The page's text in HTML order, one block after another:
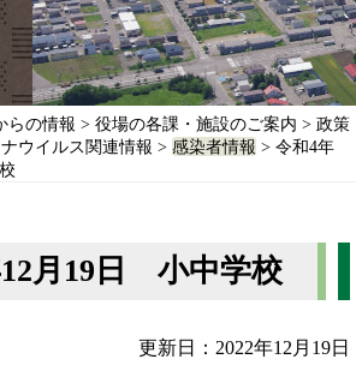
らの情報 > 役場の各課・施設のご案内 > 政策
ウイルス関連情報 > 感染者情報 > 令和4年
月19日 小中学校
更新日：2022年12月19日